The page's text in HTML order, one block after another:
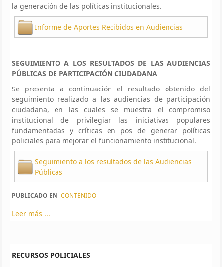
la generación de las políticas institucionales.
Informe de Aportes Recibidos en Audiencias
SEGUIMIENTO A LOS RESULTADOS DE LAS AUDIENCIAS
PÚBLICAS DE PARTICIPACIÓN CIUDADANA
Se presenta a continuación el resultado obtenido del
seguimiento realizado a las audiencias de participación
ciudadana, en las cuales se muestra el compromiso
institucional de privilegiar las iniciativas populares
fundamentadas y críticas en pos de generar políticas
policiales para mejorar el funcionamiento institucional.
Seguimiento a los resultados de las Audiencias
Públicas
PUBLICADO EN CONTENIDO
Leer más ...
RECURSOS POLICIALES